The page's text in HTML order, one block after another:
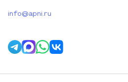
info@apni.ru